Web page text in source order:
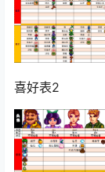
喜好表2